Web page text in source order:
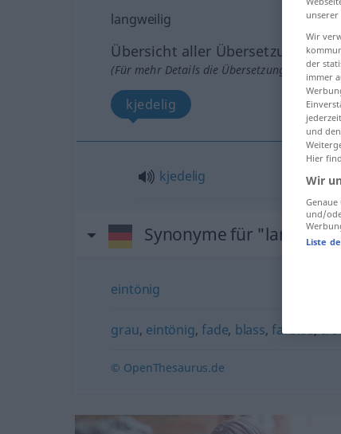
langweilig
Übersicht aller Übersetzungen
(Für mehr Details die Übersetzung
kjedelig
kjedelig
Synonyme für
eintönig
grau, eintönig,fade, blass,farblos,
© OpenThesaurus.de
unserer
Wir
der
immer
und
Hier
Wir
und/
Liste